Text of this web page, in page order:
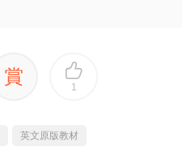
賞 1
英文原版教材